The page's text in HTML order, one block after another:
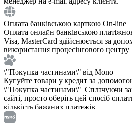
Оплата банківською карткою On-line
Оплата онлайн банківською
Visa, MasterCard здійснюється за
використання процесінгового центру
\"Покупка частинами\" від Mono
Купуйте товари у кредит за
\"Покупка частинами\". Сплачуючи
сайті, просто оберіть цей спосіб
кількість бажаних платежів.